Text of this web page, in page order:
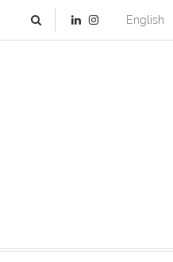
English